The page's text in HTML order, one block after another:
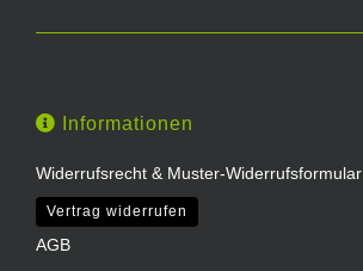
Informationen
Widerrufsrecht & Muster-Widerrufsformular
Vertrag widerrufen
AGB